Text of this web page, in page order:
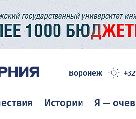
Воронеж
Истории Я —